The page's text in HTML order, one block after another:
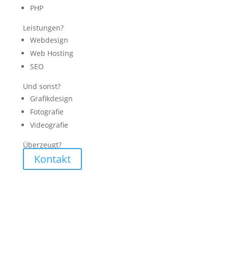
PHP
Leistungen?
Webdesign
Web Hosting
SEO
Und sonst?
Grafikdesign
Fotografie
Videografie
Überzeugt?
Kontakt